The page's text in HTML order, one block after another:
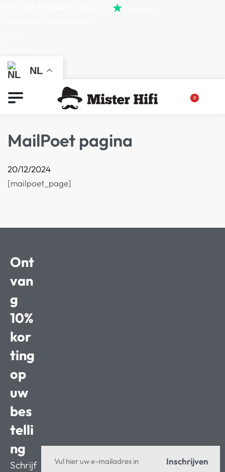
NL
0
MailPoet pagina
20/12/2024
[mailpoet_page]
Ont
van
g
10%
kor
ting
op
uw
bes
telli
ng
Schrijf
Inschrijven